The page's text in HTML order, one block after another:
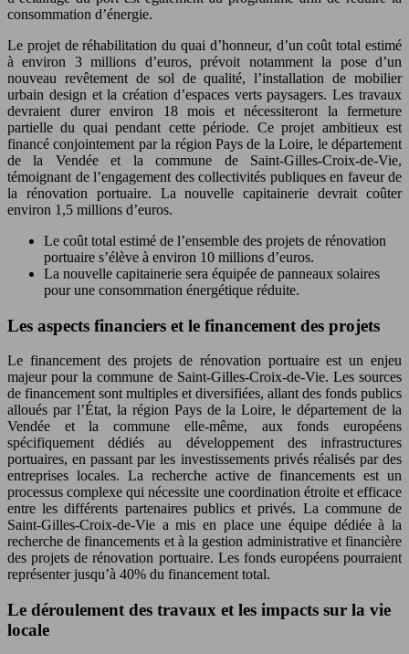
consommation d’énergie.
Le projet de réhabilitation du quai d’honneur, d’un coût total estimé
à environ 3 millions d’euros, prévoit notamment la pose d’un
nouveau revêtement de sol de qualité, l’installation de mobilier
urbain design et la création d’espaces verts paysagers. Les travaux
devraient durer environ 18 mois et nécessiteront la fermeture
partielle du quai pendant cette période. Ce projet ambitieux est
financé conjointement par la région Pays de la Loire, le département
de la Vendée et la commune de Saint-Gilles-Croix-de-Vie,
témoignant de l’engagement des collectivités publiques en faveur de
la rénovation portuaire. La nouvelle capitainerie devrait coûter
environ 1,5 millions d’euros.
Le coût total estimé de l’ensemble des projets de rénovation
portuaire s’élève à environ 10 millions d’euros.
La nouvelle capitainerie sera équipée de panneaux solaires
pour une consommation énergétique réduite.
Les aspects financiers et le financement des projets
Le financement des projets de rénovation portuaire est un enjeu
majeur pour la commune de Saint-Gilles-Croix-de-Vie. Les sources
de financement sont multiples et diversifiées, allant des fonds publics
alloués par l’État, la région Pays de la Loire, le département de la
Vendée et la commune elle-même, aux fonds européens
spécifiquement dédiés au développement des infrastructures
portuaires, en passant par les investissements privés réalisés par des
entreprises locales. La recherche active de financements est un
processus complexe qui nécessite une coordination étroite et efficace
entre les différents partenaires publics et privés. La commune de
Saint-Gilles-Croix-de-Vie a mis en place une équipe dédiée à la
recherche de financements et à la gestion administrative et financière
des projets de rénovation portuaire. Les fonds européens pourraient
représenter jusqu’à 40% du financement total.
Le déroulement des travaux et les impacts sur la vie
locale